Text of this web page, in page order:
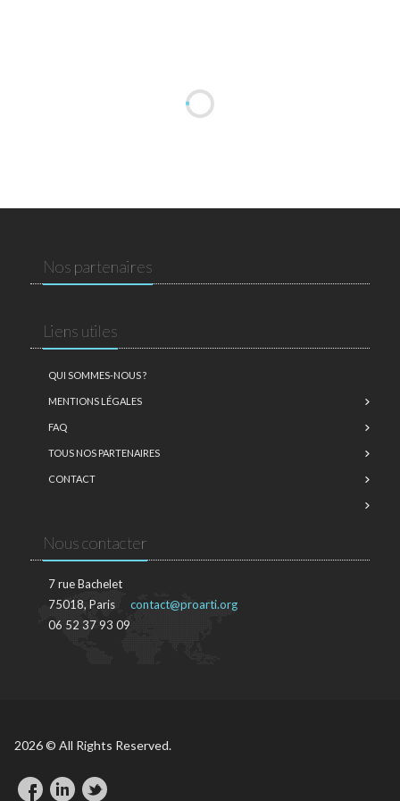
Nos partenaires
Liens utiles
QUI SOMMES-NOUS ?
MENTIONS LÉGALES
FAQ
TOUS NOS PARTENAIRES
CONTACT
Nous contacter
7 rue Bachelet
75018, Paris
06 52 37 93 09
contact@proarti.org
2026 © All Rights Reserved.